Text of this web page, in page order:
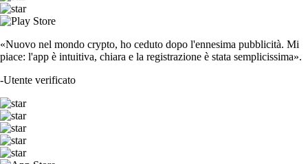
«Nuovo nel mondo crypto, ho ceduto dopo l'ennesima pubblicità. Mi
piace: l'app è intuitiva, chiara e la registrazione è stata semplicissima».
-Utente verificato